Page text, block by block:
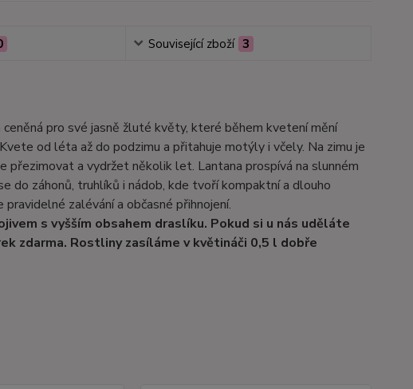
Související zboží 3
pro své jasně žluté květy, které během kvetení mění
od léta až do podzimu a přitahuje motýly i včely. Na zimu je
a vydržet několik let. Lantana prospívá na slunném
do záhonů, truhlíků i nádob, kde tvoří kompaktní a dlouho
zalévání a občasné přihnojení.
s vyšším obsahem draslíku. Pokud si u nás uděláte
zdarma. Rostliny zasíláme v květináči 0,5 l dobře